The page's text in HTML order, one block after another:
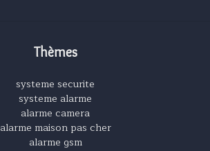
Thèmes
systeme securite
systeme alarme
alarme camera
alarme maison pas cher
alarme gsm